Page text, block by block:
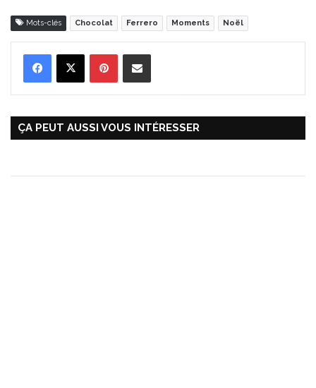
Mots-clés Chocolat Ferrero Moments Noël
ÇA PEUT AUSSI VOUS INTÉRESSER